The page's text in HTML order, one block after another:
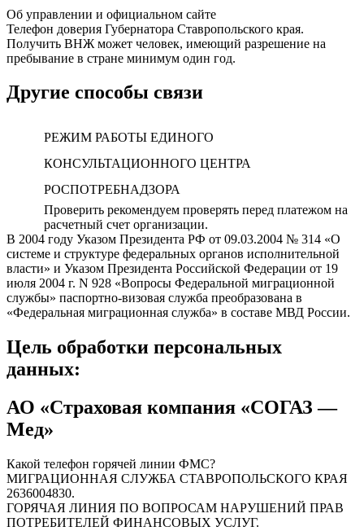
Об управлении и официальном сайте
Телефон доверия Губернатора Ставропольского края.
Получить ВНЖ может человек, имеющий разрешение на
пребывание в стране минимум один год.
Другие способы связи
РЕЖИМ РАБОТЫ ЕДИНОГО
КОНСУЛЬТАЦИОННОГО ЦЕНТРА
РОСПОТРЕБНАДЗОРА
Проверить рекомендуем проверять перед платежом на
расчетный счет организации.
В 2004 году Указом Президента РФ от 09.03.2004 № 314 «О
системе и структуре федеральных органов исполнительной
власти» и Указом Президента Российской Федерации от 19
июля 2004 г. N 928 «Вопросы Федеральной миграционной
службы» паспортно-визовая служба преобразована в
«Федеральная миграционная служба» в составе МВД России.
Цель обработки персональных
данных:
АО «Страховая компания «СОГАЗ —
Мед»
Какой телефон горячей линии ФМС?
МИГРАЦИОННАЯ СЛУЖБА СТАВРОПОЛЬСКОГО КРАЯ
2636004830.
ГОРЯЧАЯ ЛИНИЯ ПО ВОПРОСАМ НАРУШЕНИЙ ПРАВ
ПОТРЕБИТЕЛЕЙ ФИНАНСОВЫХ УСЛУГ.